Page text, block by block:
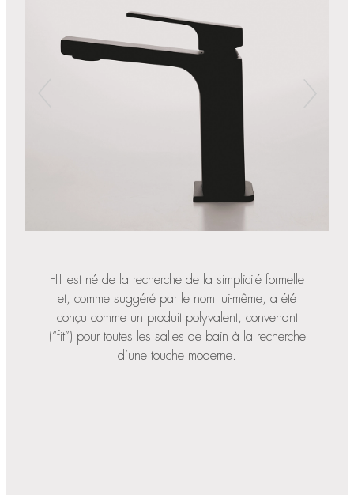
FIT est né de la recherche de la simplicité formelle
et, comme suggéré par le nom lui-même, a été
conçu comme un produit polyvalent, convenant
(“fit”) pour toutes les salles de bain à la recherche
d’une touche moderne.